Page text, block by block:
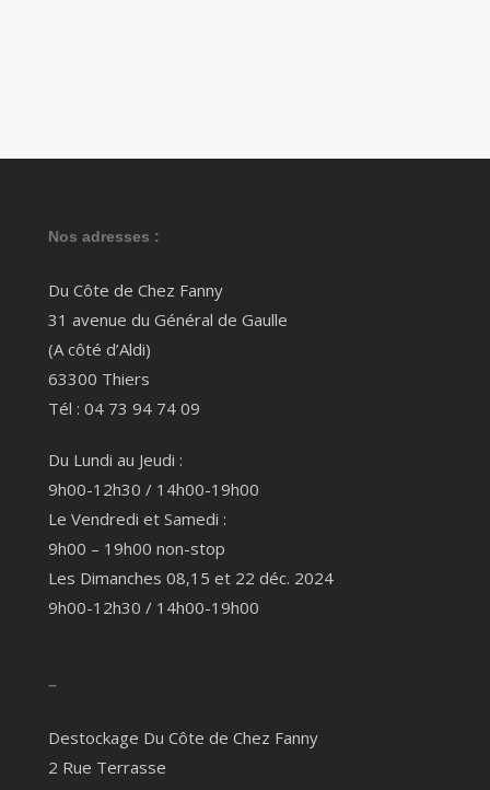
Nos adresses :
Du Côte de Chez Fanny
31 avenue du Général de Gaulle
(A côté d’Aldi)
63300 Thiers
Tél : 04 73 94 74 09
Du Lundi au Jeudi :
9h00-12h30 / 14h00-19h00
Le Vendredi et Samedi :
9h00 – 19h00 non-stop
Les Dimanches 08,15 et 22 déc. 2024
9h00-12h30 / 14h00-19h00
–
Destockage Du Côte de Chez Fanny
2 Rue Terrasse